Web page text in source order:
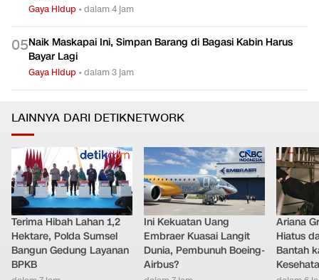
Gaya Hidup •dalam 4 jam
05Naik Maskapai Ini, Simpan Barang di Bagasi Kabin Harus
Bayar Lagi
Gaya Hidup •dalam 3 jam
LAINNYA DARI DETIKNETWORK
Terima Hibah Lahan 1,2
Hektare, Polda Sumsel
Bangun Gedung Layanan
BPKB
Ini Kekuatan Uang
Embraer Kuasai Langit
Dunia, Pembunuh Boeing-
Airbus?
Ariana
Hiatus
Bantah